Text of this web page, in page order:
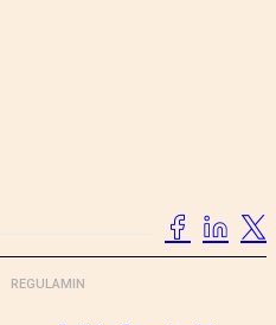
REGULAMIN